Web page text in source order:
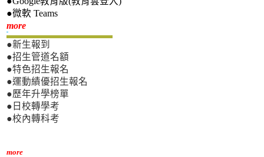
●微軟 Teams
more新生專區
●新生報到
●招生管道名額
●特色招生報名
●運動績優招生報名
●歷年升學榜單
●日校轉學考
●校內轉科考
more